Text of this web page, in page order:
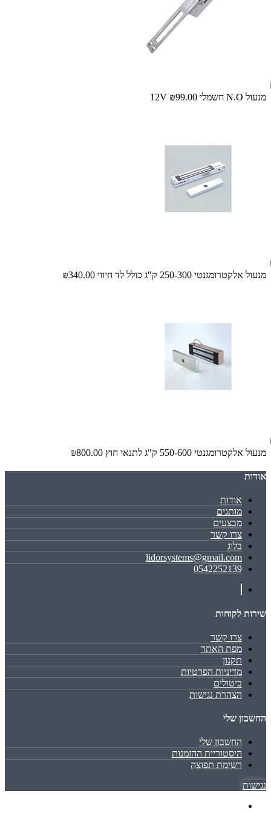
מנעול N.O חשמלי 12V ₪99.00
מנעול אלקטרומגנטי 250-300 ק"ג כולל לד חיווי ₪340.00
מנעול אלקטרומגנטי 550-600 ק"ג לתנאי חוץ ₪800.00
אודות
אודות
מותגים
מבצעים
צרו קשר
בלוג
lidorsystems@gmail.com
0542252139
שירות לקוחות
צרו קשר
מפת האתר
תקנון
מדיניות הפרטיות
ביטולים
הצהרת נגישות
החשבון שלי
החשבון שלי
היסטוריית ההזמנות
רשימת תפוצה
נגישות